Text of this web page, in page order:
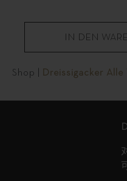
IN DEN
Shop Dreissigacker Alle